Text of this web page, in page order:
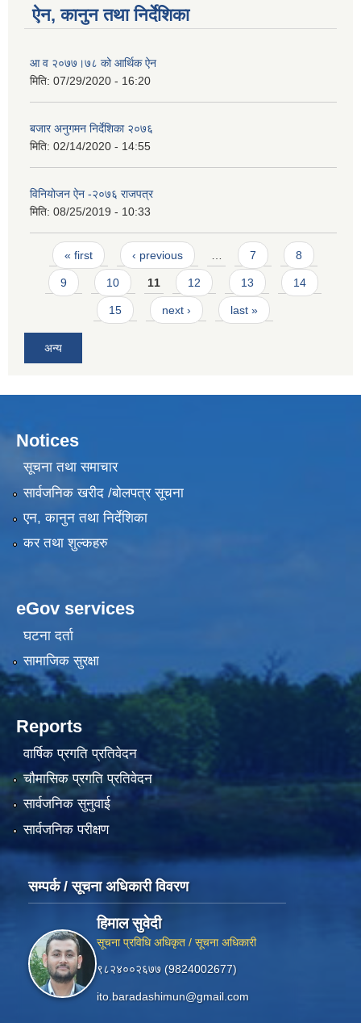
ऐन, कानुन तथा निर्देशिका
आ व २०७७।७८ को आर्थिक ऐन
मिति: 07/29/2020 - 16:20
बजार अनुगमन निर्देशिका २०७६
मिति: 02/14/2020 - 14:55
विनियोजन ऐन -२०७६ राजपत्र
मिति: 08/25/2019 - 10:33
Pages
« first ‹ previous … 7 8
9 10 11 12 13 14
15 next › last »
अन्य
Notices
सूचना तथा समाचार
सार्वजनिक खरीद /बोलपत्र सूचना
एन, कानुन तथा निर्देशिका
कर तथा शुल्कहरु
eGov services
घटना दर्ता
सामाजिक सुरक्षा
Reports
वार्षिक प्रगति प्रतिवेदन
चौमासिक प्रगति प्रतिवेदन
सार्वजनिक सुनुवाई
सार्वजनिक परीक्षण
सम्पर्क / सूचना अधिकारी विवरण
हिमाल सुवेदी
सूचना प्रविधि अधिकृत / सूचना अधिकारी
९८२४००२६७७ (9824002677)
ito.baradashimun@gmail.com